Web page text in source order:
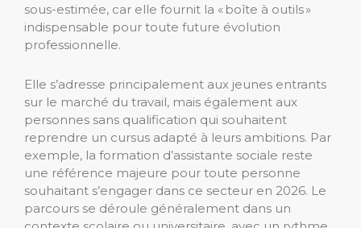
sous-estimée, car elle fournit la « boîte à outils »
indispensable pour toute future évolution
professionnelle.
Elle s’adresse principalement aux jeunes entrants
sur le marché du travail, mais également aux
personnes sans qualification qui souhaitent
reprendre un cursus adapté à leurs ambitions. Par
exemple, la formation d’assistante sociale reste
une référence majeure pour toute personne
souhaitant s’engager dans ce secteur en 2026. Le
parcours se déroule généralement dans un